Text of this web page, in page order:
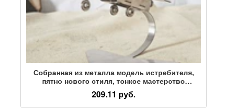
Собранная из металла модель истребителя,
пятно нового стиля, тонкое мастерство
изготовления, режущие украшения из
нержавеющей стали, SMG истребитель
209.11 руб.